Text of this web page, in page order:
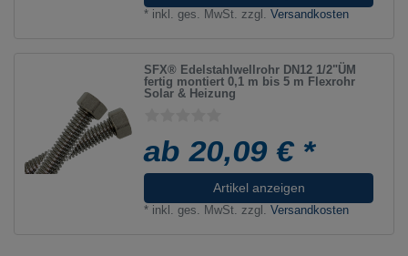
* inkl. ges. MwSt. zzgl.Versandkosten
SFX® Edelstahlwellrohr DN12 1/2"ÜM
fertig montiert 0,1 m bis 5 m Flexrohr
Solar & Heizung
ab 20,09 € *
Artikel anzeigen
* inkl. ges. MwSt. zzgl.Versandkosten